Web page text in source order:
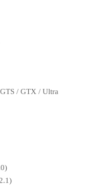
/ GTX / Ultra